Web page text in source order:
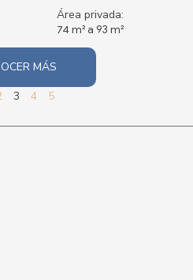
Área privada:
74 m² a 93 m²
MÁS
3 4 5